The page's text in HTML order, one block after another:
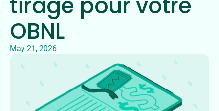
OBNL
May 21, 2026